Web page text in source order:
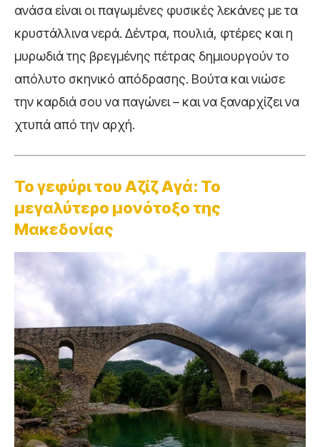
ανάσα είναι οι παγωμένες φυσικές λεκάνες με τα
κρυστάλλινα νερά. Δέντρα, πουλιά, φτέρες και η
μυρωδιά της βρεγμένης πέτρας δημιουργούν το
απόλυτο σκηνικό απόδρασης. Βούτα και νιώσε
την καρδιά σου να παγώνει – και να ξαναρχίζει να
χτυπά από την αρχή.
Το γεφύρι του Αζίζ Αγά: Το
μεγαλύτερο μονότοξο της
Μακεδονίας